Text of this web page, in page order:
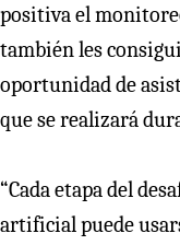
positiva el
también les
oportunidad de
que se realizará
“Cada etapa del
artificial puede